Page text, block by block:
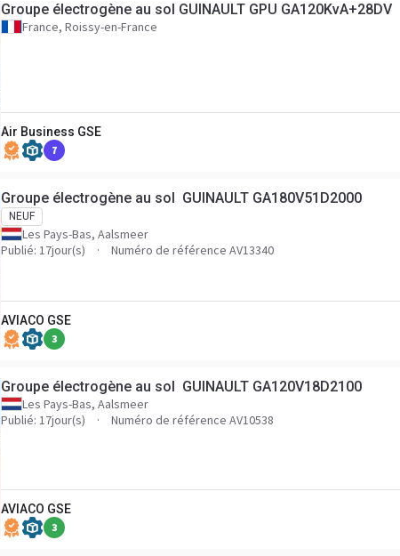
Groupe électrogène au sol GUINAULT GPU GA120KvA+28DV
France, Roissy-en-France
Air Business GSE
7
Groupe électrogène au sol GUINAULT GA180V51D2000
NEUF
Les Pays-Bas, Aalsmeer
Publié: 17jour(s)
Numéro de référence AV13340
AVIACO GSE
3
Groupe électrogène au sol GUINAULT GA120V18D2100
Les Pays-Bas, Aalsmeer
Publié: 17jour(s)
Numéro de référence AV10538
AVIACO GSE
3